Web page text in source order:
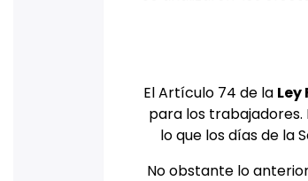
El Artículo 74 de la Ley
para los trabajadores.
lo que los días de la
No obstante lo